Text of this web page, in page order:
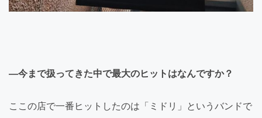
―今まで扱ってきた中で最大のヒットはなんですか？
ここの店で一番ヒットしたのは「ミドリ」というバンドで